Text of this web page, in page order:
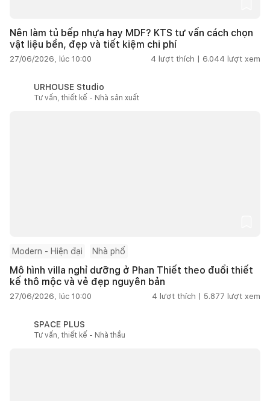
Nên làm tủ bếp nhựa hay MDF? KTS tư vấn cách chọn
vật liệu bền, đẹp và tiết kiệm chi phí
27/06/2026, lúc 10:00 4 lượt thích | 6.044 lượt xem
URHOUSE Studio
Tư vấn, thiết kế - Nhà sản xuất
Modern - Hiện đại Nhà phố
Mô hình villa nghỉ dưỡng ở Phan Thiết theo đuổi thiết
kế thô mộc và vẻ đẹp nguyên bản
27/06/2026, lúc 10:00 4 lượt thích | 5.877 lượt xem
SPACE PLUS
Tư vấn, thiết kế - Nhà thầu